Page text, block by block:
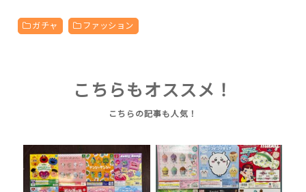
ガチャ ファッション
こちらもオススメ！